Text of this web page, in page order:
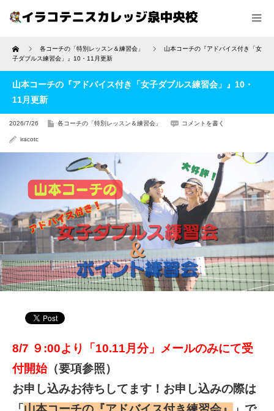
Home 各コーチの「特別レッスン＆練習会」
山本コーチの『アドバイス付き「女
子ダブルス練習会」』10・11月更新
山本コーチの『アドバイス付き「女子ダブルス練習会」』10・
11月更新
2026/7/26 各コーチの「特別レッスン＆練習会」 コメントを書く
iracotc
8/7 ９:00より「10.11月分」メールのみにて受
付開始（要項参照）
お申し込みお待ちしてます！お申し込みの際は